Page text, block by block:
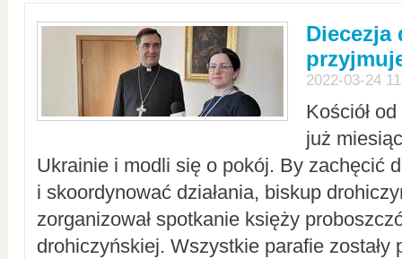
Diecezja
2022-03-24
Kościół
już
Ukrainie i modli się o pokój. By zachęcić
i skoordynować działania, biskup
zorganizował spotkanie księży
drohiczyńskiej. Wszystkie parafie zostały